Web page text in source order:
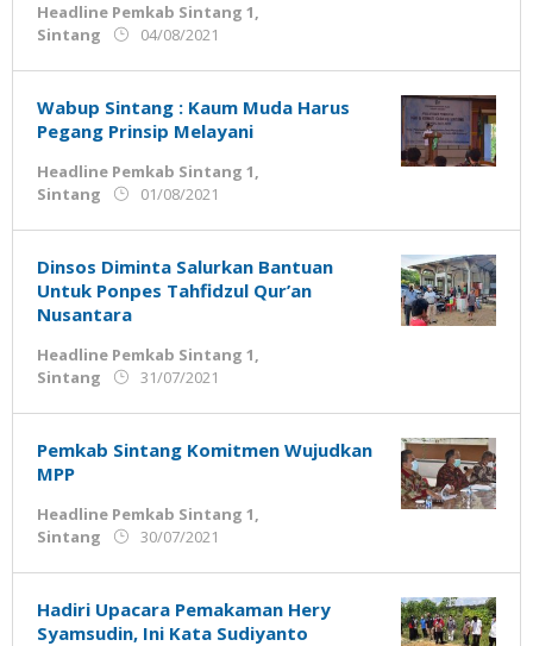
Headline Pemkab Sintang 1,
Sintang
04/08/2021
Ujung
Jemari
Wabup Sintang : Kaum Muda Harus
Pegang Prinsip Melayani
Headline Pemkab Sintang 1,
Sintang
01/08/2021
Ujung
Jemari
Dinsos Diminta Salurkan Bantuan
Untuk Ponpes Tahfidzul Qur’an
Nusantara
Headline Pemkab Sintang 1,
Sintang
31/07/2021
Ujung
Jemari
Pemkab Sintang Komitmen Wujudkan
MPP
Headline Pemkab Sintang 1,
Sintang
30/07/2021
Ujung
Jemari
Hadiri Upacara Pemakaman Hery
Syamsudin, Ini Kata Sudiyanto